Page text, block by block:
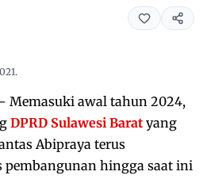
Memasuki awal tahun 2024,
DPRD Sulawesi Barat yang
Abipraya terus
pembangunan hingga saat ini